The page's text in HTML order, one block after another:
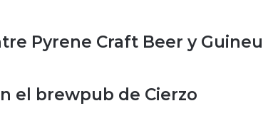
Pyrene Craft Beer y Guineu
el brewpub de Cierzo